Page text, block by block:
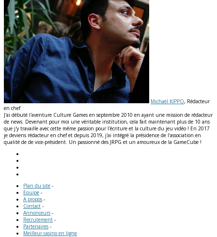
Michaël KIPPO, Rédacteur
en chef
J'ai débuté l'aventure Culture Games en septembre 2010 en ayant une mission de rédacteur
de news. Devenant pour moi une véritable institution, cela fait maintenant plus de 10 ans
que j'y travaille avec cette même passion pour l'écriture et la culture du jeu vidéo ! En 2017
je deviens rédacteur en chef et depuis 2019, j'ai intégré la présidence de l'association en
qualité de de vice-président. Un passionné des JRPG et un amoureux de la GameCube !
Plan du site -
Equipe -
A propos -
Contact -
Annonceurs -
Recrutement -
Partenaires -
Meilleur casino en ligne